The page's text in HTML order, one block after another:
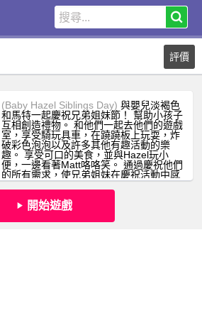
評價
(Baby Hazel Siblings Day) 與嬰兒淡褐色
和馬特一起慶祝兄弟姐妹節！ 幫助小孩子
互相創造禮物。 和他們一起去他們的遊戲
室，享受騎玩具車，在蹺蹺板上玩耍，炸
破彩色泡泡以及許多其他有趣活動的樂
趣。 享受可口的美食，並與Hazel玩小
便，一邊看著Matt咯咯笑。 通過慶祝他們
的所有需求，使兄弟姐妹在慶祝活動中感
到高興。 全國兄弟姐妹節快樂！
開始遊戲